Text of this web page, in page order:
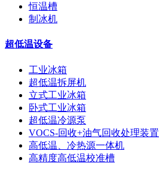
恒温槽
制冰机
超低温设备
工业冰箱
超低温拆屏机
立式工业冰箱
卧式工业冰箱
超低温冷源泵
VOCS-回收+油气回收处理装置
高低温、冷热源一体机
高精度高低温校准槽